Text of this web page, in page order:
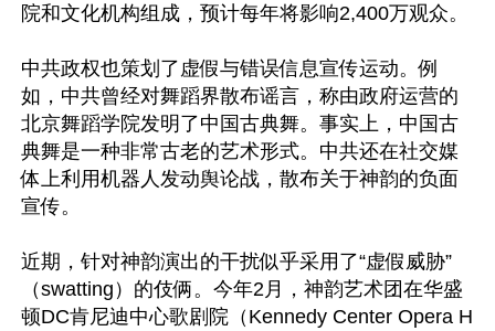
院和文化机构组成，预计每年将影响2,400万观众。
中共政权也策划了虚假与错误信息宣传运动。例
如，中共曾经对舞蹈界散布谣言，称由政府运营的
北京舞蹈学院发明了中国古典舞。事实上，中国古
典舞是一种非常古老的艺术形式。中共还在社交媒
体上利用机器人发动舆论战，散布关于神韵的负面
宣传。
近期，针对神韵演出的干扰似乎采用了“虚假威胁”
（swatting）的伎俩。今年2月，神韵艺术团在华盛
顿DC肯尼迪中心歌剧院（Kennedy Center Opera H